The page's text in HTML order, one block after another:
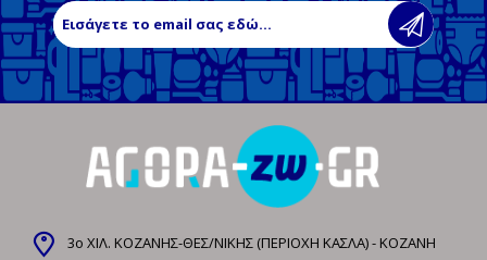
3ο ΧΙΛ. ΚΟΖΑΝΗΣ-ΘΕΣ/ΝΙΚΗΣ (ΠΕΡΙΟΧΗ ΚΑΣΛΑ) - ΚΟΖΑΝΗ